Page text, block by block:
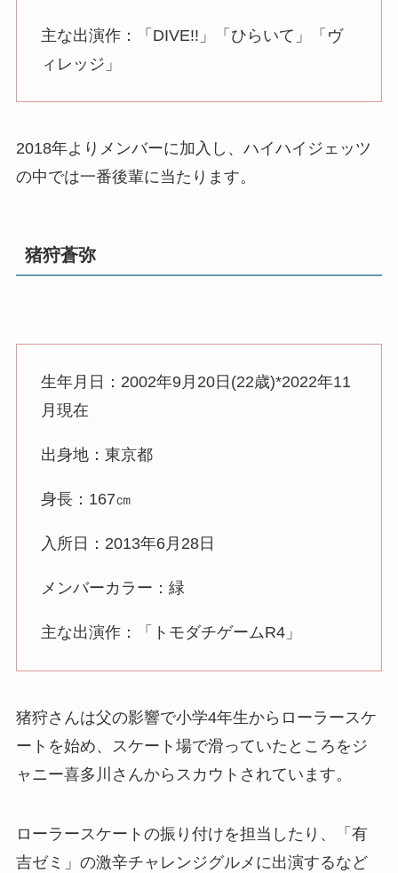
主な出演作：「DIVE!!」「ひらいて」「ヴ
ィレッジ」
2018年よりメンバーに加入し、ハイハイジェッツ
の中では一番後輩に当たります。
猪狩蒼弥
生年月日：2002年9月20日(22歳)*2022年11
月現在
出身地：東京都
身長：167㎝
入所日：2013年6月28日
メンバーカラー：緑
主な出演作：「トモダチゲームR4」
猪狩さんは父の影響で小学4年生からローラースケ
ートを始め、スケート場で滑っていたところをジ
ャニー喜多川さんからスカウトされています。
ローラースケートの振り付けを担当したり、「有
吉ゼミ」の激辛チャレンジグルメに出演するなど